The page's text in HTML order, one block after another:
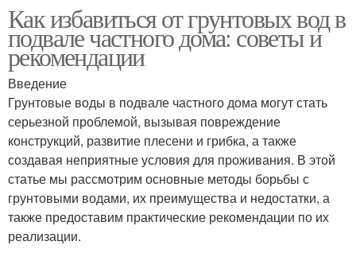
Как избавиться от грунтовых вод в
подвале частного дома: советы и
рекомендации
Введение
Грунтовые воды в подвале частного дома могут стать
серьезной проблемой, вызывая повреждение
конструкций, развитие плесени и грибка, а также
создавая неприятные условия для проживания. В этой
статье мы рассмотрим основные методы борьбы с
грунтовыми водами, их преимущества и недостатки, а
также предоставим практические рекомендации по их
реализации.